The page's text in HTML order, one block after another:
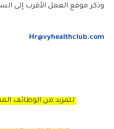
وذكر موقع العمل الأقرب إلى
Hr@vyhealthclub.com
للمزيد من الوظائف